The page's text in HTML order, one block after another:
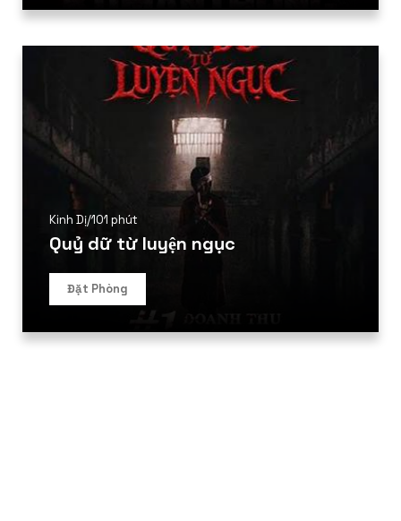
Kinh Dị/101 phút
Quỷ dữ từ luyện ngục
Đặt Phòng